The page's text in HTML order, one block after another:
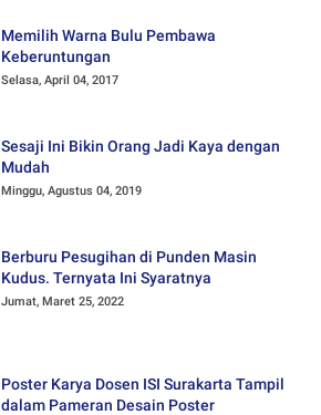
Memilih Warna Bulu Pembawa
Keberuntungan
Selasa, April 04, 2017
Sesaji Ini Bikin Orang Jadi Kaya dengan
Mudah
Minggu, Agustus 04, 2019
Berburu Pesugihan di Punden Masin
Kudus. Ternyata Ini Syaratnya
Jumat, Maret 25, 2022
Poster Karya Dosen ISI Surakarta Tampil
dalam Pameran Desain Poster